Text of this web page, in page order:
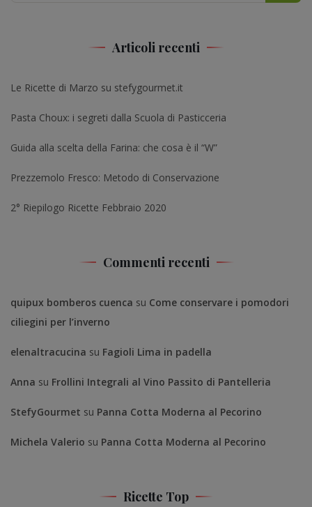
Articoli recenti
Le Ricette di Marzo su stefygourmet.it
Pasta Choux: i segreti dalla Scuola di Pasticceria
Guida alla scelta della Farina: che cosa è il “W”
Prezzemolo Fresco: Metodo di Conservazione
2° Riepilogo Ricette Febbraio 2020
Commenti recenti
quipux bomberos cuenca su Come conservare i pomodori
ciliegini per l’inverno
elenaltracucina su Fagioli Lima in padella
Anna su Frollini Integrali al Vino Passito di Pantelleria
StefyGourmet su Panna Cotta Moderna al Pecorino
Michela Valerio su Panna Cotta Moderna al Pecorino
Ricette Top